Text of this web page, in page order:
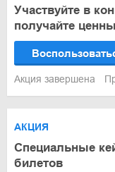
Участвуйте в
получайте
Акция завершена
АКЦИЯ
Специальные
билетов